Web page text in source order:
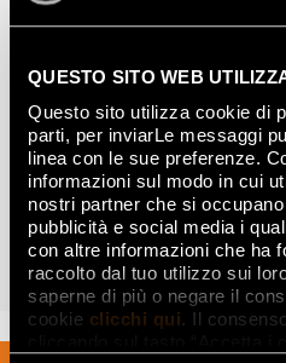
QUESTO SITO WEB
Questo sito utilizza cookie di
parti, per inviarLe messaggi
linea con le sue preferenze.
informazioni sul modo in cui
nostri partner che si
pubblicità e social media i
con altre informazioni che ha
raccolto dal tuo utilizzo sui
saperne di più o negare il
cookie clicchi qui. Il
ROMA
DÉCOUVREZ LA COLLECTION
POINTS DE VENTE